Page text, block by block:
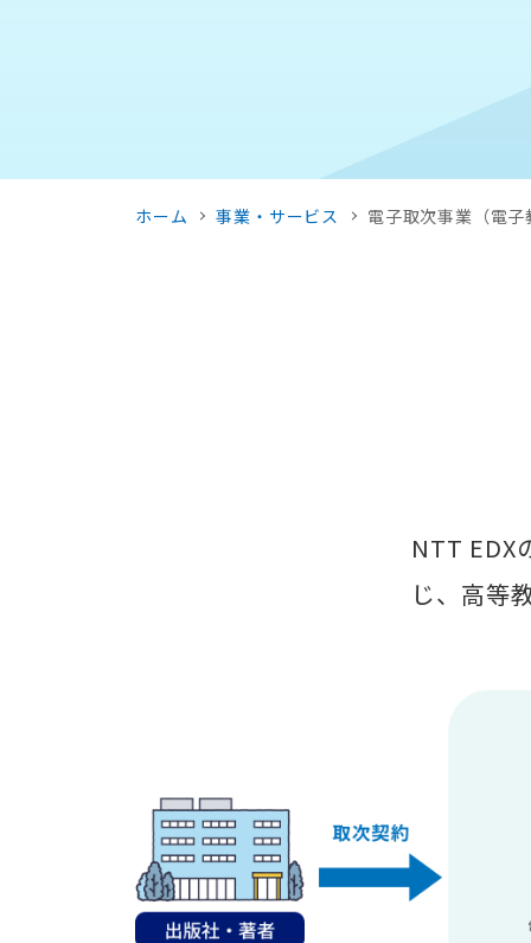
ホーム 事業・サービス 電子取次事業（電
NTT EDX
じ、高等